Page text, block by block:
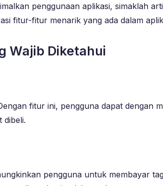
penggunaan aplikasi, simaklah
fitur-fitur menarik yang ada dalam
Wajib Diketahui
fitur ini, pengguna dapat dengan
dibeli.
pengguna untuk membayar